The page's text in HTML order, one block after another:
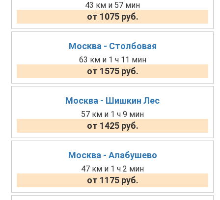
43 км и 57 мин
от 1075 руб.
Москва - Столбовая
63 км и 1 ч 11 мин
от 1575 руб.
Москва - Шишкин Лес
57 км и 1 ч 9 мин
от 1425 руб.
Москва - Алабушево
47 км и 1 ч 2 мин
от 1175 руб.